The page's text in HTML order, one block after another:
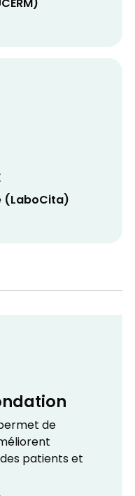
(LaboCita)
de
patients et